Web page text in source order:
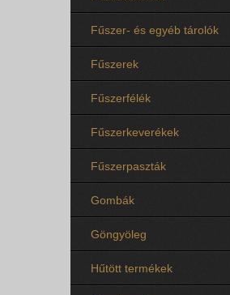
Fűszer- és egyéb tárolók
Fűszerek
Fűszerfélék
Fűszerkeverékek
Fűszerpaszták
Gombák
Göngyöleg
Hűtött termékek